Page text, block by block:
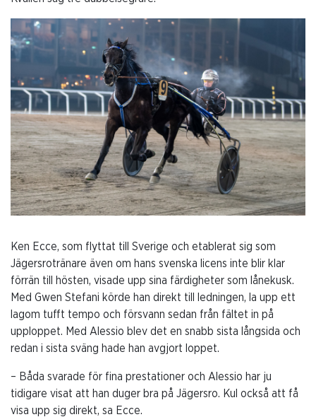
Ken Ecce, som flyttat till Sverige och etablerat sig som
Jägersrotränare även om hans svenska licens inte blir klar
förrän till hösten, visade upp sina färdigheter som lånekusk.
Med Gwen Stefani körde han direkt till ledningen, la upp ett
lagom tufft tempo och försvann sedan från fältet in på
upploppet. Med Alessio blev det en snabb sista långsida och
redan i sista sväng hade han avgjort loppet.
– Båda svarade för fina prestationer och Alessio har ju
tidigare visat att han duger bra på Jägersro. Kul också att få
visa upp sig direkt, sa Ecce.